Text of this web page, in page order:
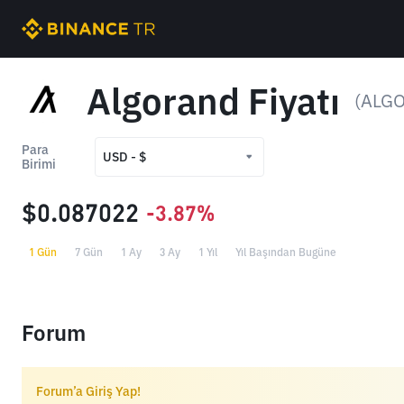
Algorand Fiyatı
Para
Birimi
USD - $
TRY - ₺
$0.087022 -3.87%
1 Gün 7 Gün 1 Ay 3 Ay 1 Yıl Yıl Başından Bugüne
Forum
Forum’a Giriş Yap!